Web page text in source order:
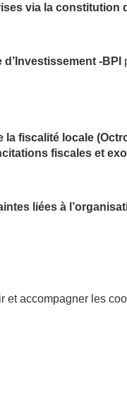
via la constitution
-BPI
la fiscalité locale
fiscales et
liées à
et accompagner les